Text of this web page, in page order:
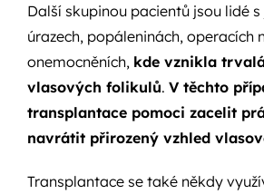
Další skupinou pacientů jsou lidé s
úrazech, popáleninách, operacích
onemocněních, kde vznikla
vlasových folikulů. V těchto
transplantace pomoci zacelit
navrátit přirozený vzhled
Transplantace se také někdy